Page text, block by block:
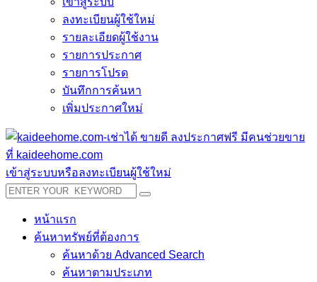
ลงทะเบียนผู้ใช้ใหม่
รายละเอียดผู้ใช้งาน
รายการประกาศ
รายการโปรด
บันทึกการค้นหา
เพิ่มประกาศใหม่
เข้าสู่ระบบหรือลงทะเบียนผู้ใช้ใหม่
หน้าแรก
ค้นหาทรัพย์ที่ต้องการ
ค้นหาด้วย Advanced Search
ค้นหาตามประเภท